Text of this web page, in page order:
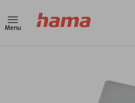
Menu